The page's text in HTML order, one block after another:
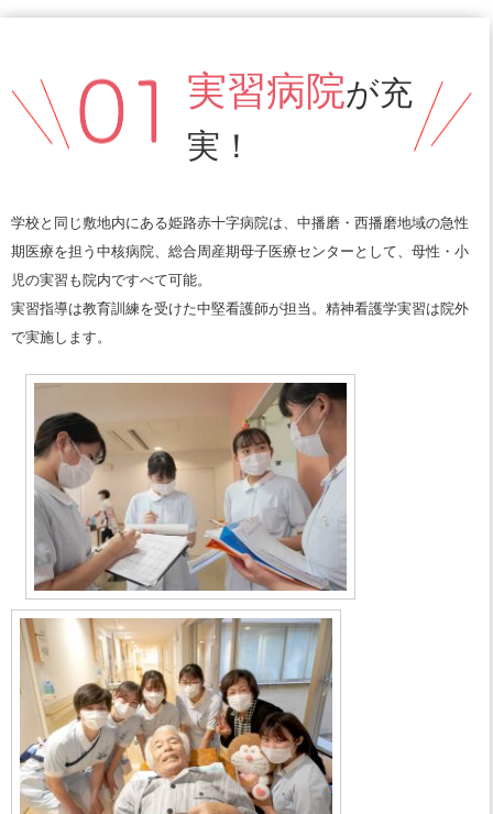
実習病院が充
実！
学校と同じ敷地内にある姫路赤十字病院は、中播磨・西播磨地域の急性
期医療を担う中核病院、総合周産期母子医療センターとして、母性・小
児の実習も院内ですべて可能。
実習指導は教育訓練を受けた中堅看護師が担当。精神看護学実習は院外
で実施します。